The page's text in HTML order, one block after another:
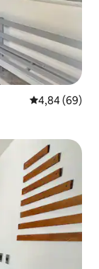
Évaluation
4,84 (69)